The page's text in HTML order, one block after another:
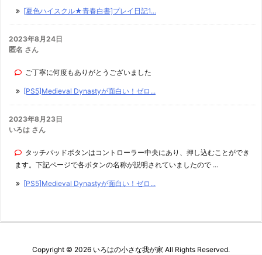
[夏色ハイスクル★青春白書]プレイ日記1...
2023年8月24日
匿名 さん
ご丁寧に何度もありがとうございました
[PS5]Medieval Dynastyが面白い！ゼロ...
2023年8月23日
いろは さん
タッチパッドボタンはコントローラー中央にあり、押し込むことができ
ます。下記ページで各ボタンの名称が説明されていましたので ...
[PS5]Medieval Dynastyが面白い！ゼロ...
Copyright © 2026 いろはの小さな我が家 All Rights Reserved.